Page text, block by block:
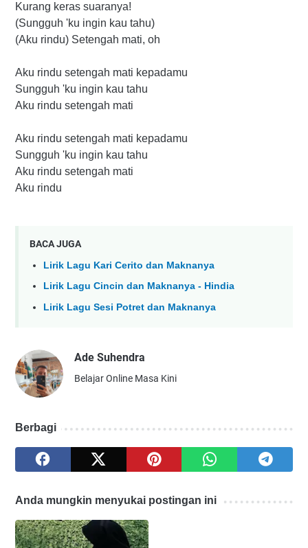
Kurang keras suaranya!
(Sungguh 'ku ingin kau tahu)
(Aku rindu) Setengah mati, oh
Aku rindu setengah mati kepadamu
Sungguh 'ku ingin kau tahu
Aku rindu setengah mati
Aku rindu setengah mati kepadamu
Sungguh 'ku ingin kau tahu
Aku rindu setengah mati
Aku rindu
BACA JUGA
Lirik Lagu Kari Cerito dan Maknanya
Lirik Lagu Cincin dan Maknanya - Hindia
Lirik Lagu Sesi Potret dan Maknanya
Ade Suhendra
Belajar Online Masa Kini
Berbagi
Anda mungkin menyukai postingan ini